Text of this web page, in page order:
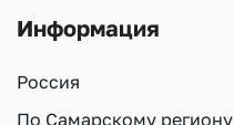
Информация
Россия
По Самарскому региону